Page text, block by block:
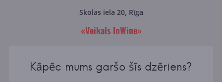
Skolas iela 20, Rīga
«Veikals InWine»
Kāpēc mums garšo šīs dzēriens?